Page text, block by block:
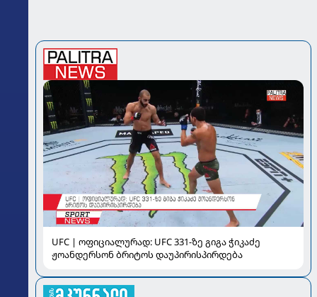
UFC | ოფიციალურად: UFC 331-ზე გიგა ჭიკაძე
ჟოანდერსონ ბრიტოს დაუპირისპირდება